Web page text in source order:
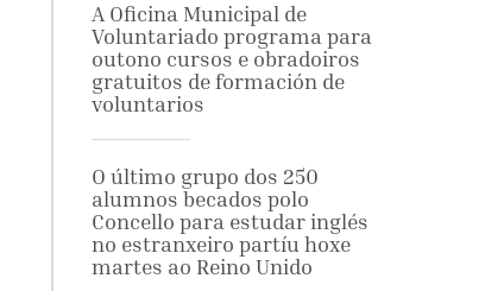
A Oficina Municipal de
Voluntariado programa para
outono cursos e obradoiros
gratuitos de formación de
voluntarios
O último grupo dos 250
alumnos becados polo
Concello para estudar inglés
no estranxeiro partíu hoxe
martes ao Reino Unido